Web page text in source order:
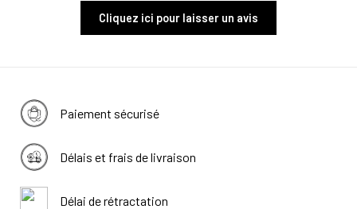
Cliquez ici pour laisser un avis
Paiement sécurisé
Délais et frais de livraison
Délai de rétractation